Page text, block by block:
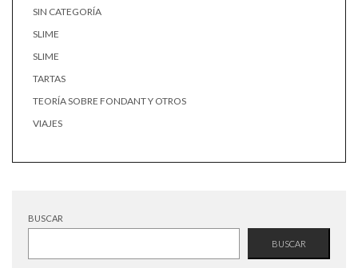
SIN CATEGORÍA
SLIME
SLIME
TARTAS
TEORÍA SOBRE FONDANT Y OTROS
VIAJES
BUSCAR
BUSCAR